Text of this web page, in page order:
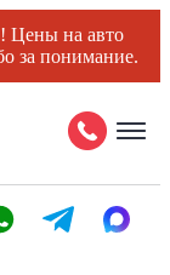
Цены на авто
за понимание.